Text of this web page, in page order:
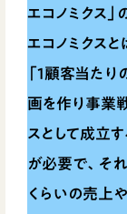
エコノミクス」
エコノミクスと
「1顧客当た
画を作り事業
スとして成立
が必要で、そ
くらいの売上